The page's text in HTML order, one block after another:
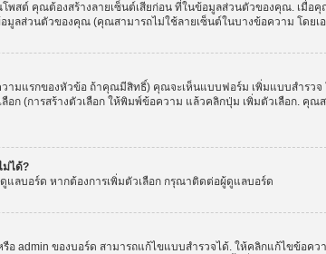
สต์ คุณต้องสร้างลายเซ็นต์เสียก่อน ที่ในข้อมูลส่วนตัวของคุณ. เมื่อ
มูลส่วนตัวของคุณ (คุณสามารถไม่ใช้ลายเซ็นต์ในบางข้อความ โดยเ
ามแรกของหัวข้อ ถ้าคุณมีสิทธิ์) คุณจะเห็นแบบฟอร์ม เพิ่มแบบสำร
ลือก (การสร้างตัวเลือก ให้พิมพ์ข้อความ แล้วคลิกปุ่ม เพิ่มตัวเลือก.
ม่ได้?
ลบอร์ด หากต้องการเพิ่มตัวเลือก กรุณาติดต่อผู้ดูแลบอร์ด
อ admin ของบอร์ด สามารถแก้ไขแบบสำรวจได้. ให้คลิกแก้ไขข้อ